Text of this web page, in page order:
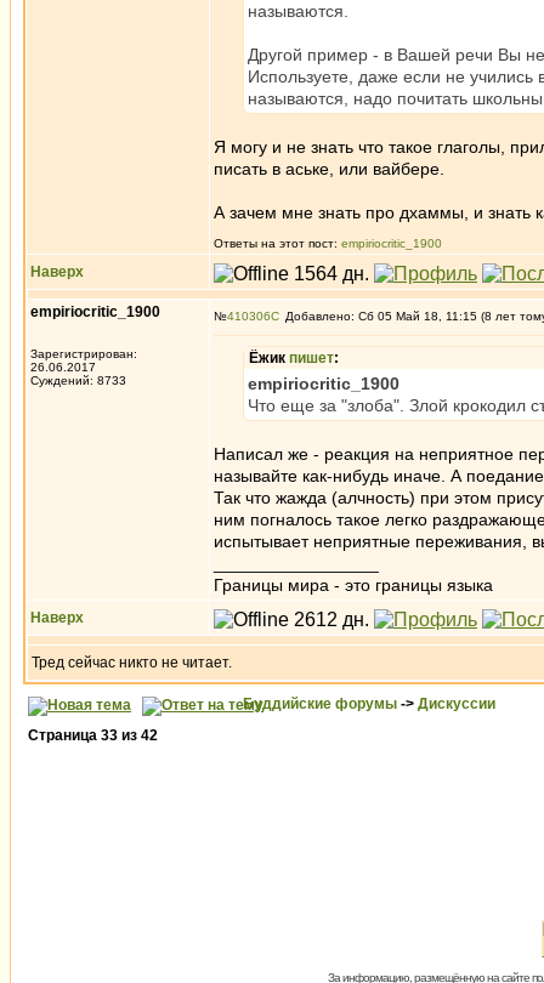
называются.
Другой пример - в Вашей речи Вы
Используете, даже если не
называются, надо почитать
Я могу и не знать что такое глаголы,
писать в аське, или вайбере.
А зачем мне знать про дхаммы, и знать
Ответы на этот пост: empiriocritic_1900
Наверх
empiriocritic_1900
Зарегистрирован:
26.06.2017
Суждений: 8733
№410306 Добавлено: Сб 05 Май 18, 11:15 (8 лет
Ёжик пишет:
empiriocritic_1900
Что еще за "злоба". Злой крокодил
Написал же - реакция на неприятное
называйте как-нибудь иначе. А
Так что жажда (алчность) при этом
ним погналось такое легко
испытывает неприятные переживания,
Границы мира - это границы языка
Наверх
Тред сейчас никто не читает.
Буддийские форумы -> Дискуссии
Страница 33 из 42
За информацию, размещённую на сайте